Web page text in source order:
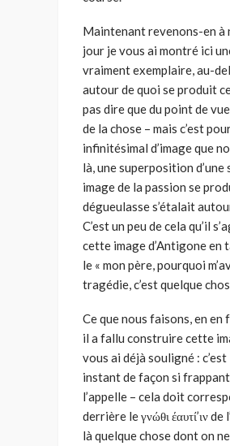
Maintenant revenons-en à
jour je vous ai montré ici
vraiment exemplaire, au-
autour de quoi se produit
pas dire que du point de
de la chose – mais c’est
infinitésimal d’image que
là, une super­position
image de la passion se
dégueulasse s’étalait
C’est un peu de cela qu’il
cette image d’Antigone en
le « mon père, pourquoi
tragédie, c’est quelque
Ce que nous faisons, en en
il a fallu construire cette
vous ai déjà souligné :
instant de façon si
l’appelle – cela doit
derrière le γνώθι έαυτί’ιν
là quelque chose dont on